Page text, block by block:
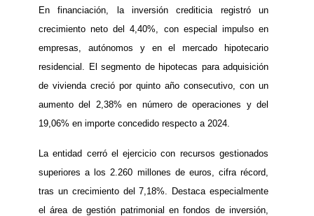
En financiación, la inversión crediticia registró un
crecimiento neto del 4,40%, con especial impulso en
empresas, autónomos y en el mercado hipotecario
residencial. El segmento de hipotecas para adquisición
de vivienda creció por quinto año consecutivo, con un
aumento del 2,38% en número de operaciones y del
19,06% en importe concedido respecto a 2024.
La entidad cerró el ejercicio con recursos gestionados
superiores a los 2.260 millones de euros, cifra récord,
tras un crecimiento del 7,18%. Destaca especialmente
el área de gestión patrimonial en fondos de inversión,